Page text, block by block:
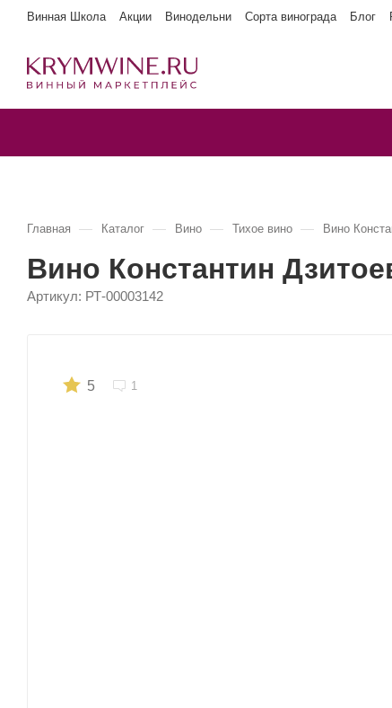
Винная Школа Акции Винодельни Сорта винограда Блог
Главная — Каталог — Вино — Тихое вино — Вино
Вино Константин
Артикул: РТ-00003142
5 1